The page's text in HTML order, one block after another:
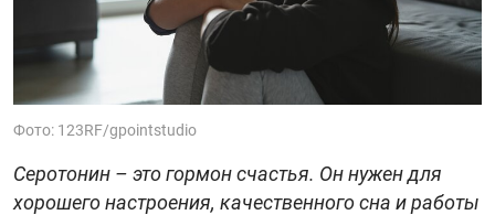
Фото: 123RF/gpointstudio
Серотонин – это гормон счастья. Он нужен для
хорошего настроения, качественного сна и работы